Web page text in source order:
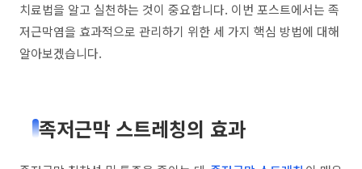
치료법을 알고 실천하는 것이 중요합니다. 이번 포스트에서는 족
저근막염을 효과적으로 관리하기 위한 세 가지 핵심 방법에 대해
알아보겠습니다.
족저근막 스트레칭의 효과